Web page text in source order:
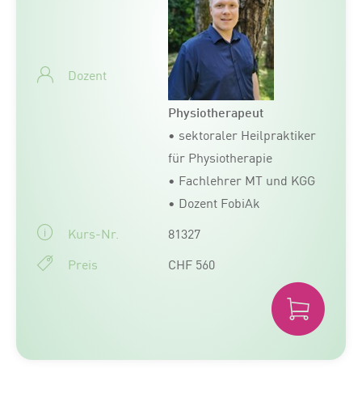
Dozent
Physiotherapeut
• sektoraler Heilpraktiker
für Physiotherapie
• Fachlehrer MT und KGG
• Dozent FobiAk
Kurs-Nr.
81327
Preis
CHF 560